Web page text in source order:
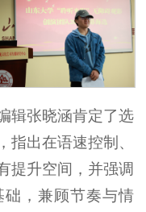
辑张晓涵肯定了选
指出在语速控制、
提升空间，并强调
，兼顾节奏与情